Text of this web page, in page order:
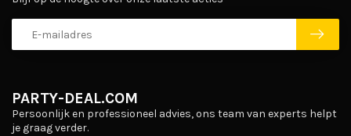
PARTY-DEAL.COM
Persoonlijk en professioneel advies, ons team van experts helpt
je graag verder.